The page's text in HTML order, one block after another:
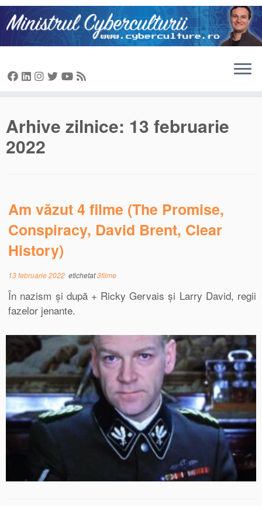
Sari
la
conținut
Arhive zilnice: 13 februarie
2022
Am văzut 4 filme (The Promise,
Conspiracy, David Brent, Clear
History)
13 februarie 2022 etichetat3filme
În nazism și după + Ricky Gervais și Larry David, regii
fazelor jenante.